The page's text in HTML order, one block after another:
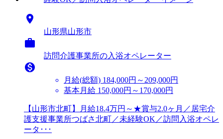

山形県山形市

訪問介護事業所の入浴オペレーター

月給(総額) 184,000円～209,000円
基本月給 150,000円～170,000円
【山形市北町】月給18.4万円～★賞与2.0ヶ月／居宅介
護支援事業所つばさ北町／未経験OK／訪問入浴オペレ
ータ･･･